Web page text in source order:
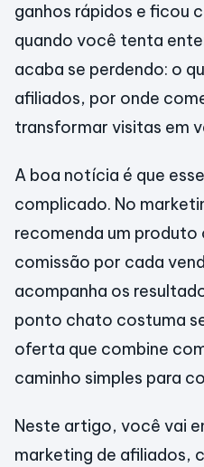
ganhos rápidos e ficou
quando você tenta
acaba se perdendo: o
afiliados, por onde
transformar visitas em
A boa notícia é que
complicado. No
recomenda um produto
comissão por cada
acompanha os
ponto chato costuma
oferta que combine
caminho simples para
Neste artigo, você vai
marketing de afiliados,